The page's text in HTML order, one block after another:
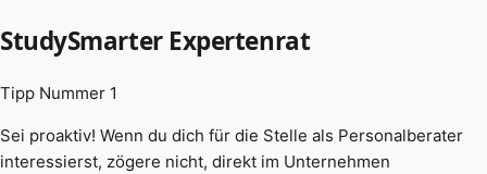
StudySmarter Expertenrat
Tipp Nummer 1
Sei proaktiv! Wenn du dich für die Stelle als Personalberater
interessierst, zögere nicht, direkt im Unternehmen